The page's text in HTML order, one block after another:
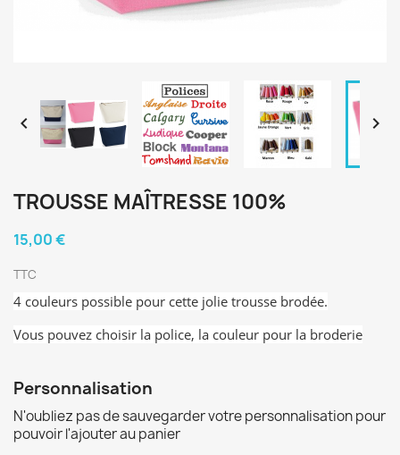
 
TROUSSE MAÎTRESSE 100%
15,00 €
TTC
4 couleurs possible pour cette jolie trousse brodée.
Vous pouvez choisir la police, la couleur pour la broderie
Personnalisation
N'oubliez pas de sauvegarder votre personnalisation pour
pouvoir l'ajouter au panier